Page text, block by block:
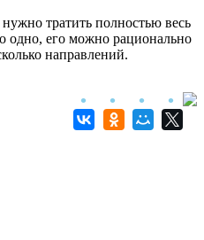
тратить полностью весь
одно, его можно рационально
направлений.